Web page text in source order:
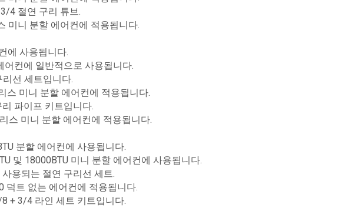
4 절연 구리 튜브.
미니 분할 에어컨에 적용됩니다.
에 사용됩니다.
컨에 일반적으로 사용됩니다.
선 세트입니다.
스 미니 분할 에어컨에 적용됩니다.
파이프 키트입니다.
스 미니 분할 에어컨에 적용됩니다.
분할 에어컨에 사용됩니다.
및 18000BTU 미니 분할 에어컨에 사용됩니다.
용되는 절연 구리선 세트.
덕트 없는 에어컨에 적용됩니다.
+ 3/4 라인 세트 키트입니다.